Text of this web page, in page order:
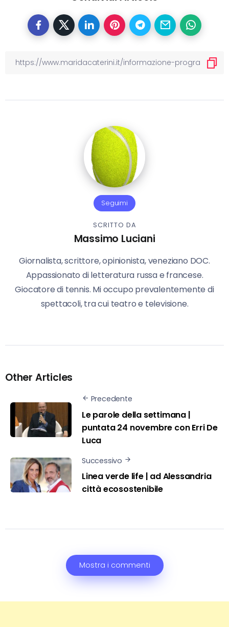
Seguimi
SCRITTO DA
Massimo Luciani
Giornalista, scrittore, opinionista, veneziano DOC.
Appassionato di letteratura russa e francese.
Giocatore di tennis. Mi occupo prevalentemente di
spettacoli, tra cui teatro e televisione.
Other Articles
Precedente
Le parole della settimana |
puntata 24 novembre con Erri De
Luca
Successivo
Linea verde life | ad Alessandria
città ecosostenibile
Mostra i commenti